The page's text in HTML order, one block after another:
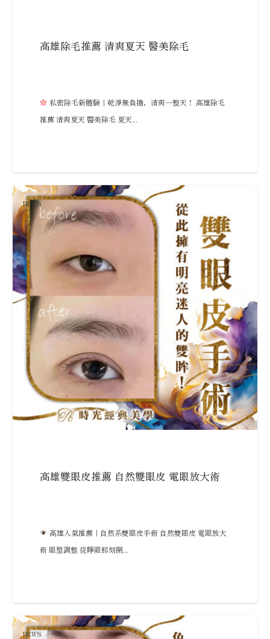
高雄除毛推薦 清爽夏天 醫美除毛
私密除毛新體驗｜乾淨無負擔，清爽一整天！ 高雄除毛
推薦 清爽夏天 醫美除毛 夏天...
NEWS
高雄雙眼皮推薦 自然雙眼皮 電眼放大術
高雄人氣推薦｜自然系雙眼皮手術 自然雙眼皮 電眼放大
術 眼型調整 從睜眼那刻開...
NEWS